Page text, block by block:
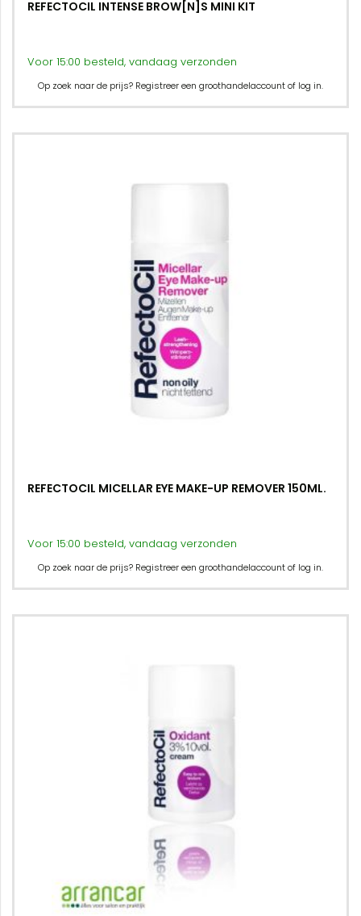
REFECTOCIL INTENSE BROW[N]S MINI KIT
Voor 15:00 besteld, vandaag verzonden
Op zoek naar de prijs? Registreer een groothandelaccount of log in.
REFECTOCIL MICELLAR EYE MAKE-UP REMOVER 150ML.
Voor 15:00 besteld, vandaag verzonden
Op zoek naar de prijs? Registreer een groothandelaccount of log in.